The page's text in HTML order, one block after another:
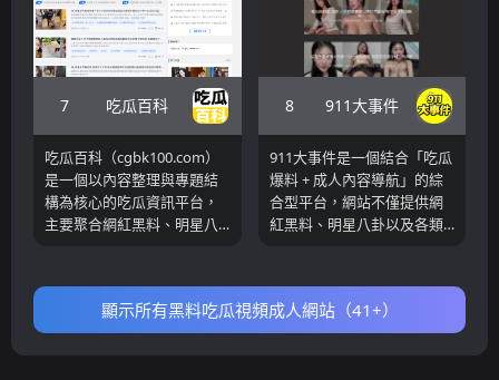
「黑料大瓜」等，將不同類
型內容進行整理與分類，方
便使用者依照興趣快速篩選
資訊。網站整合影片、圖文
與事件合集內容，並透過側
邊導航與推薦模組提升瀏覽
內容方向之間自由切換。從
使用體驗來看，小嘴吃瓜網
更適合「依興趣分類瀏
覽」，而非單純查看最新或
瓜資訊，這類網站屬於典型
分類導向平台。
漫次元」「吃瓜資訊」等分
類，將不同內容進行集中展
示，同時搭配熱門排行榜與
推薦模組，幫助使用者快速
找到當前熱門影片。除了站
內播放之外，網站還提供多
航與資源入口，讓使用者可
以進一步拓展觀看範圍。從
整體結構來看，Chigbl16 屬
於典型的導航聚合型 porn
能，提升使用效率。如果你
希望在單一平台同時取得影
7 吃瓜百科
吃瓜百科（cgbk100.com）
是一個以內容整理與專題結
構為核心的吃瓜資訊平台，
主要聚合網紅黑料、明星八
化呈現。與傳統以內容流刷
新為主的吃瓜網站不同，該
平台更強調資訊整理與結構
8 911大事件
911大事件是一個結合「吃瓜
爆料 + 成人內容導航」的綜
合型平台，網站不僅提供網
紅黑料、明星八卦以及各類
含「今日吃瓜」「網紅黑
料」「熱門排行」「強姦曝
光」「自拍影片」「日本
顯示所有黑料吃瓜視頻成人網站（41+）